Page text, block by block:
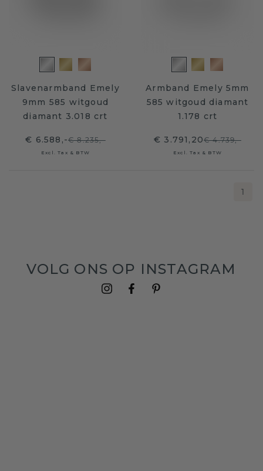
Slavenarmband Emely
9mm 585 witgoud
diamant 3.018 crt
€ 6.588,-€ 8.235,-
Excl. Tax & BTW
Armband Emely 5mm
585 witgoud diamant
1.178 crt
€ 3.791,20€ 4.739,-
Excl. Tax & BTW
1
VOLG ONS OP INSTAGRAM